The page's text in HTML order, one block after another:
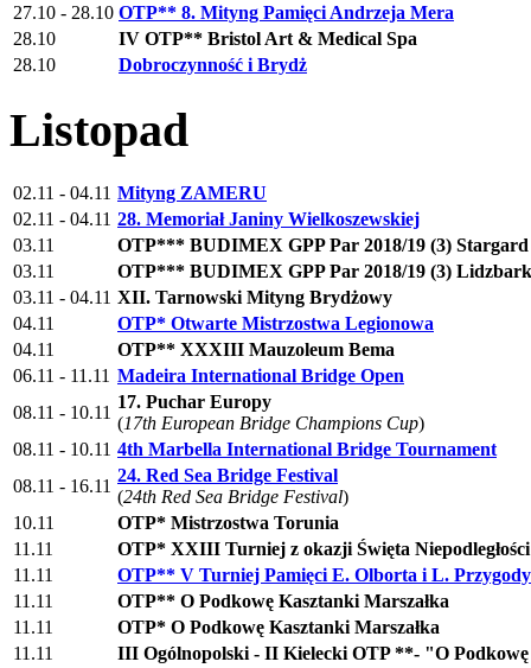
27.10 - 28.10 OTP** 8. Mityng Pamięci Andrzeja Mera
28.10
IV OTP** Bristol Art & Medical Spa
28.10
Dobroczynność i Brydż
Listopad
02.11 - 04.11 Mityng ZAMERU
02.11 - 04.11 28. Memoriał Janiny Wielkoszewskiej
03.11
OTP*** BUDIMEX GPP Par 2018/19 (3) Stargard
03.11
OTP*** BUDIMEX GPP Par 2018/19 (3)
03.11 - 04.11 XII. Tarnowski Mityng Brydżowy
04.11
OTP* Otwarte Mistrzostwa Legionowa
04.11
OTP** XXXIII Mauzoleum Bema
06.11 - 11.11 Madeira International Bridge Open
08.11 - 10.11
17. Puchar Europy
(17th European Bridge Champions Cup)
08.11 - 10.11 4th Marbella International Bridge Tournament
08.11 - 16.11
24. Red Sea Bridge Festival
(24th Red Sea Bridge Festival)
10.11
OTP* Mistrzostwa Torunia
11.11
OTP* XXIII Turniej z okazji Święta Niepodległości
11.11
OTP** V Turniej Pamięci E. Olborta i L. Przygody
11.11
OTP** O Podkowę Kasztanki Marszałka
11.11
OTP* O Podkowę Kasztanki Marszałka
11.11
III Ogólnopolski - II Kielecki OTP **- "O